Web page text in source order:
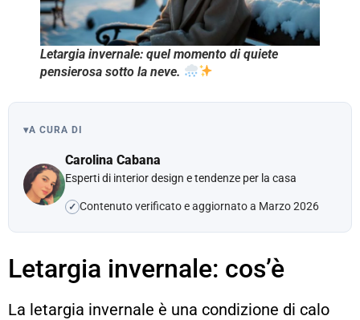
Letargia invernale: quel momento di quiete
pensierosa sotto la neve.
▾A CURA DI
Carolina Cabana
Esperti di interior design e tendenze per la casa
✓ Contenuto verificato e aggiornato a Marzo 2026
Letargia invernale: cos’è
La letargia invernale è una condizione di calo